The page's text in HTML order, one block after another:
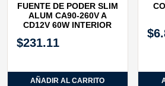
FUENTE DE PODER SLIM
ALUM CA90‐260V A
CD12V 60W INTERIOR
$231.11
AÑADIR AL CARRITO
$